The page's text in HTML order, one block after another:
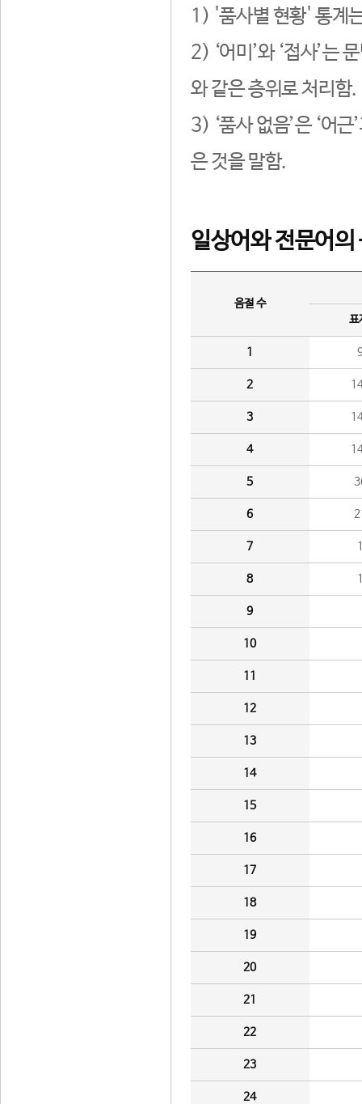
1) '품사별 현황' 통계
2) ‘어미’와 ‘접사’는
와 같은 층위로 처리함.
3) ‘품사 없음’은 ‘어
은 것을 말함.
일상어와 전문어의
음절 수
표
1
2
3
4
5
6
7
8
9
10
11
12
13
14
15
16
17
18
19
20
21
22
23
24